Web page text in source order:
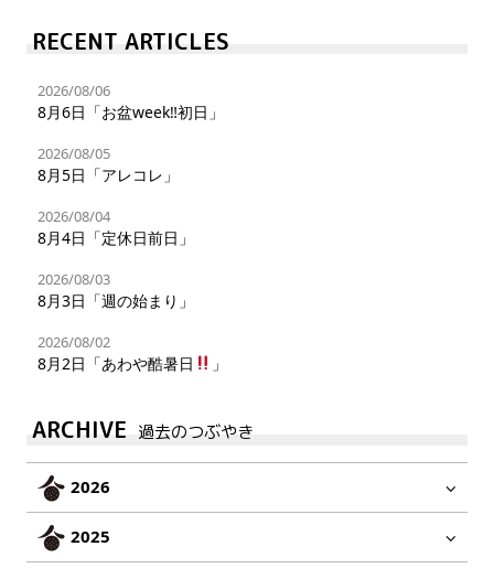
RECENT ARTICLES
2026/08/06
8月6日「お盆week‼︎初日」
2026/08/05
8月5日「アレコレ」
2026/08/04
8月4日「定休日前日」
2026/08/03
8月3日「週の始まり」
2026/08/02
8月2日「あわや酷暑日 」
ARCHIVE 過去のつぶやき
2026
2025